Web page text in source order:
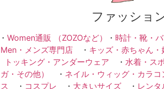
ファッショ
・ Women通販 （ZOZOなど） ・ 時計・靴・
Men・メンズ専門店 ・ キッズ・赤ちゃん・
トッキング・アンダーウェア ・ 水着・ス
ガ・その他）
・ ネイル・ウィッグ・カラコ
ス ・ コスプレ ・ 大きいサイズ ・ レンタ